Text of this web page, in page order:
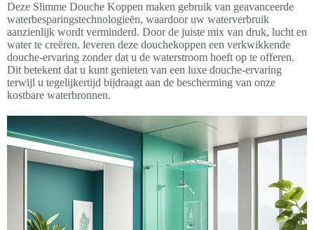
Deze Slimme Douche Koppen maken gebruik van geavanceerde
waterbesparingstechnologieën, waardoor uw waterverbruik
aanzienlijk wordt verminderd. Door de juiste mix van druk, lucht en
water te creëren, leveren deze douchekoppen een verkwikkende
douche-ervaring zonder dat u de waterstroom hoeft op te offeren.
Dit betekent dat u kunt genieten van een luxe douche-ervaring
terwijl u tegelijkertijd bijdraagt aan de bescherming van onze
kostbare waterbronnen.